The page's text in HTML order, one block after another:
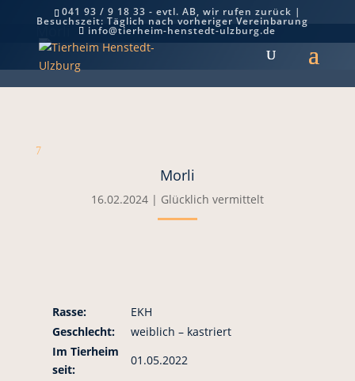
041 93 / 9 18 33 - evtl. AB, wir rufen zurück |
Besuchszeit: Täglich nach vorheriger Vereinbarung
info@tierheim-henstedt-ulzburg.de
Morli
7
Morli
16.02.2024| Glücklich vermittelt
Rasse:
EKH
Geschlecht:
weiblich – kastriert
Im Tierheim
seit:
01.05.2022